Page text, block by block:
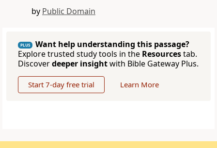
by Public Domain
PLUS
Want help understanding this passage?
Explore trusted study tools in the Resourcestab.
Discoverdeeper insightwith Bible Gateway Plus.
Start 7-day free trial Learn More